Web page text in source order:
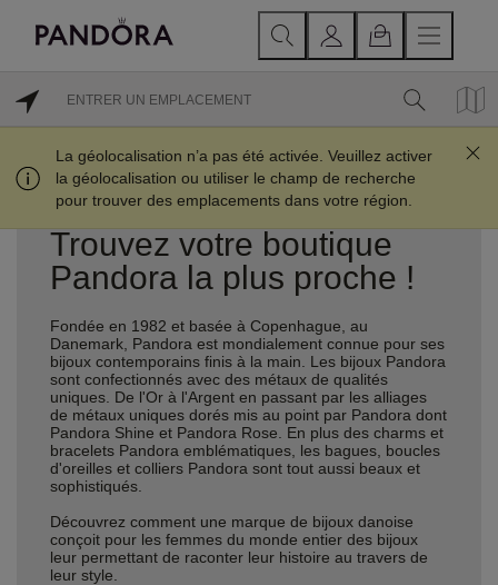
EMPLACEMENTS À PROXIMITÉ
La géolocalisation n’a pas été activée. Veuillez activer
la géolocalisation ou utiliser le champ de recherche
pour trouver des emplacements dans votre région.
Trouvez votre boutique
Pandora la plus proche !
Fondée en 1982 et basée à Copenhague, au
Danemark, Pandora est mondialement connue pour ses
bijoux contemporains finis à la main. Les bijoux Pandora
sont confectionnés avec des métaux de qualités
uniques. De l'Or à l'Argent en passant par les alliages
de métaux uniques dorés mis au point par Pandora dont
Pandora Shine et Pandora Rose. En plus des charms et
bracelets Pandora emblématiques, les bagues, boucles
d'oreilles et colliers Pandora sont tout aussi beaux et
sophistiqués.
Découvrez comment une marque de bijoux danoise
conçoit pour les femmes du monde entier des bijoux
leur permettant de raconter leur histoire au travers de
leur style.